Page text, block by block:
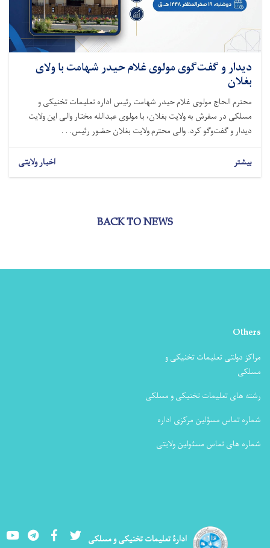
دیدار و گفت‌گوی مولوی غلام حیدر شهامت با ولای
بغلان
محترم الحاج مولوی غلام حیدر شهامت رئیس اداره تعلیمات تخنیکی و
مسلکی در سفرش به ولایت بغلان، با مولوی عبدالله مختار والی این ولایت
دیدار و گفت‌وگو کرد. والی محترم ولایت بغلان حضور رئیس. . .
بیشتر اخبار ولایتی
BACK TO NEWS
Others
مراکز دولتی تعلیمات تخنیکی و
مسلکی
رشته های تعلیمات تخنیکی و مسلکی
شماره تماس مسؤلین مرکزی اداره
شماره های تماس مسئولین ولایتی
ادارۀ تعلیمات تخنیکی و مسلکی YoutubeLinkedInFacebook Twitter